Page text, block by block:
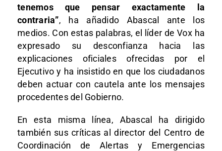
tenemos que pensar exactamente la
contraria”, ha añadido Abascal ante los
medios. Con estas palabras, el líder de Vox ha
expresado su desconfianza hacia las
explicaciones oficiales ofrecidas por el
Ejecutivo y ha insistido en que los ciudadanos
deben actuar con cautela ante los mensajes
procedentes del Gobierno.
En esta misma línea, Abascal ha dirigido
también sus críticas al director del Centro de
Coordinación de Alertas y Emergencias